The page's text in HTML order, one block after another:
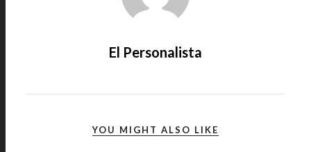
El Personalista
YOU MIGHT ALSO LIKE